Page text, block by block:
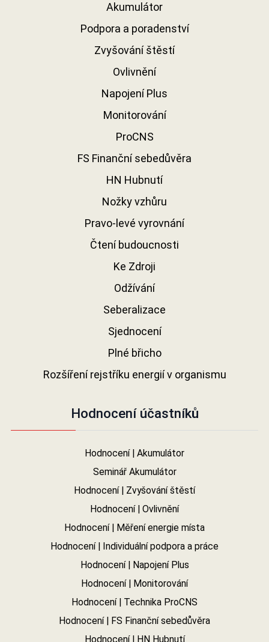
Akumulátor
Podpora a poradenství
Zvyšování štěstí
Ovlivnění
Napojení Plus
Monitorování
ProCNS
FS Finanční sebedůvěra
HN Hubnutí
Nožky vzhůru
Pravo-levé vyrovnání
Čtení budoucnosti
Ke Zdroji
Odžívání
Seberalizace
Sjednocení
Plné břicho
Rozšíření rejstříku energií v organismu
Hodnocení účastníků
Hodnocení | Akumulátor
Seminář Akumulátor
Hodnocení | Zvyšování štěstí
Hodnocení | Ovlivnění
Hodnocení | Měření energie místa
Hodnocení | Individuální podpora a práce
Hodnocení | Napojení Plus
Hodnocení | Monitorování
Hodnocení | Technika ProCNS
Hodnocení | FS Finanční sebedůvěra
Hodnocení | HN Hubnutí